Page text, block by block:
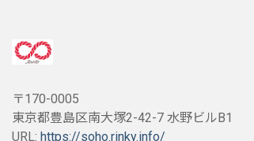
〒170-0005
東京都豊島区南大塚2-42-7 水野ビルB1
URL: https://soho.rinky.info/